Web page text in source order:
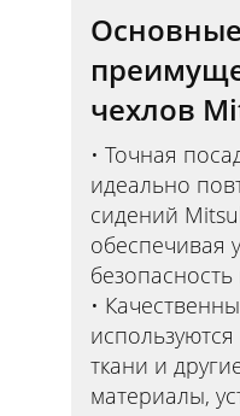
Основные
чехлов
Точная
идеально
сидений
обеспечивая
ткани и
материалы,